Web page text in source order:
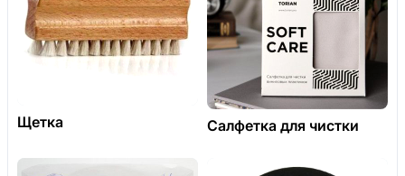
Щетка Салфетка для чистки